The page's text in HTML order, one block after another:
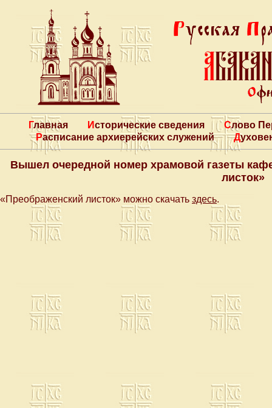
Главная Исторические сведения
Слово
Расписание архиерейских служений
Вышел очередной номер храмовой газеты
листок»
«Преображенский листок» можно скачать здесь.